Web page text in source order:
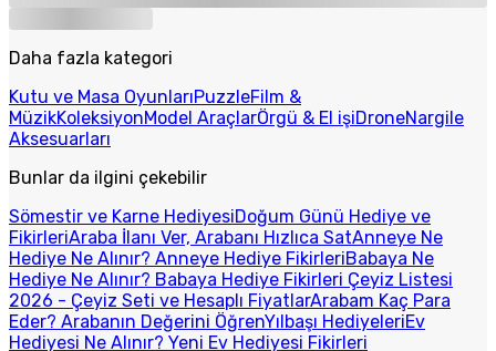
Daha fazla kategori
Kutu ve Masa OyunlarıPuzzleFilm &
MüzikKoleksiyonModel AraçlarÖrgü & El işiDroneNargile
Aksesuarları
Bunlar da ilgini çekebilir
Sömestir ve Karne HediyesiDoğum Günü Hediye ve
FikirleriAraba İlanı Ver, Arabanı Hızlıca SatAnneye Ne
Hediye Ne Alınır? Anneye Hediye FikirleriBabaya Ne
Hediye Ne Alınır? Babaya Hediye Fikirleri Çeyiz Listesi
2026 - Çeyiz Seti ve Hesaplı FiyatlarArabam Kaç Para
Eder? Arabanın Değerini ÖğrenYılbaşı HediyeleriEv
Hediyesi Ne Alınır? Yeni Ev Hediyesi Fikirleri